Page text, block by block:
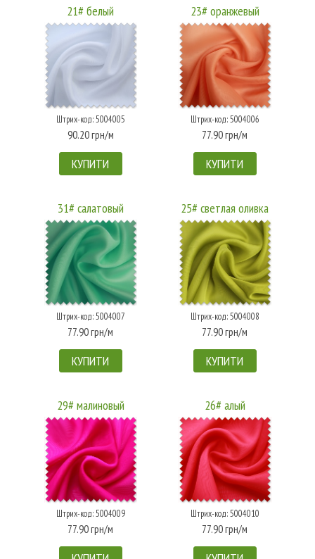
21# белый
Штрих-код: 5004005
90.20 грн/м
КУПИТИ
23# оранжевый
Штрих-код: 5004006
77.90 грн/м
КУПИТИ
31# салатовый
Штрих-код: 5004007
77.90 грн/м
КУПИТИ
25# светлая оливка
Штрих-код: 5004008
77.90 грн/м
КУПИТИ
29# малиновый
Штрих-код: 5004009
77.90 грн/м
26# алый
Штрих-код: 5004010
77.90 грн/м